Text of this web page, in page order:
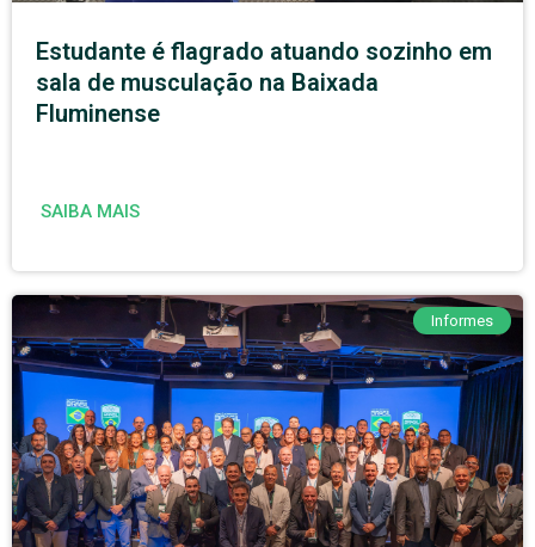
Estudante é flagrado atuando sozinho em
sala de musculação na Baixada
Fluminense
SAIBA MAIS
Informes